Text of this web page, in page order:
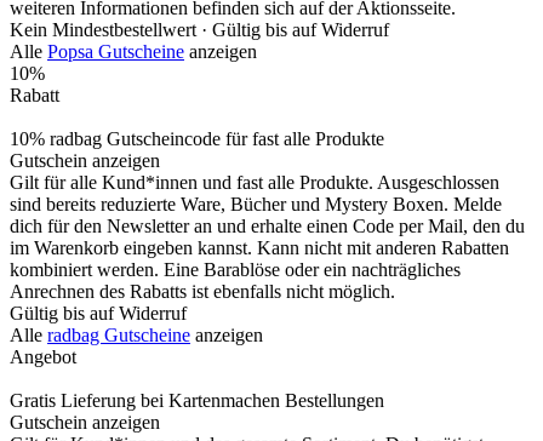
weiteren Informationen befinden sich auf der Aktionsseite.
Kein Mindestbestellwert · Gültig bis auf Widerruf
Alle Popsa Gutscheine anzeigen
10%
Rabatt
10% radbag Gutscheincode für fast alle Produkte
Gutschein anzeigen
Gilt für alle Kund*innen und fast alle Produkte. Ausgeschlossen
sind bereits reduzierte Ware, Bücher und Mystery Boxen. Melde
dich für den Newsletter an und erhalte einen Code per Mail, den du
im Warenkorb eingeben kannst. Kann nicht mit anderen Rabatten
kombiniert werden. Eine Barablöse oder ein nachträgliches
Anrechnen des Rabatts ist ebenfalls nicht möglich.
Gültig bis auf Widerruf
Alle radbag Gutscheine anzeigen
Angebot
Gratis Lieferung bei Kartenmachen Bestellungen
Gutschein anzeigen